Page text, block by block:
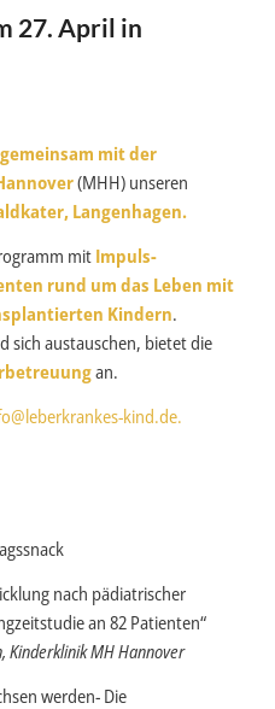
27. April in
gemeinsam mit der
(MHH) unseren
Langenhagen.
mit Impuls-
rund um das Leben mit
Kindern.
sich austauschen, bietet die
an.
kind.de.
nach pädiatrischer
an 82 Patienten“
Kinderklinik MH Hannover
werden- Die